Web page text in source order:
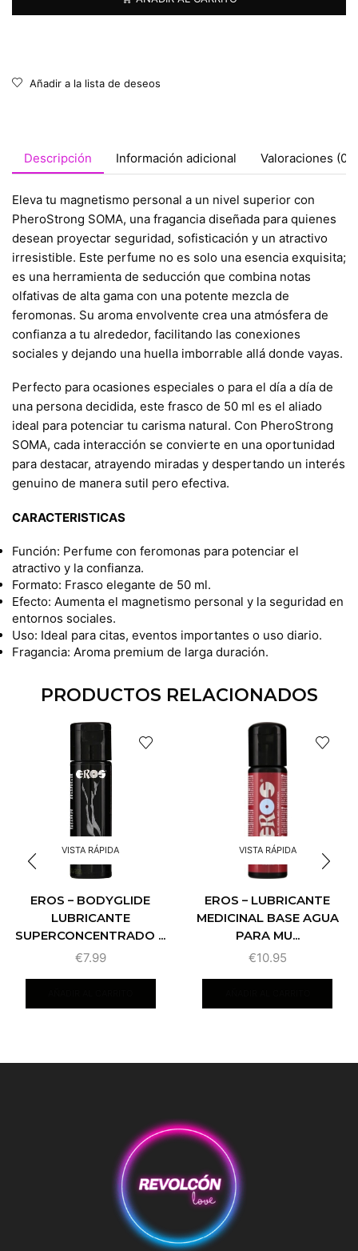
Añadir a la lista de deseos
Descripción Información adicional Valoraciones (0)
Eleva tu magnetismo personal a un nivel superior con
PheroStrong SOMA, una fragancia diseñada para quienes
desean proyectar seguridad, sofisticación y un atractivo
irresistible. Este perfume no es solo una esencia exquisita;
es una herramienta de seducción que combina notas
olfativas de alta gama con una potente mezcla de
feromonas. Su aroma envolvente crea una atmósfera de
confianza a tu alrededor, facilitando las conexiones
sociales y dejando una huella imborrable allá donde vayas.
Perfecto para ocasiones especiales o para el día a día de
una persona decidida, este frasco de 50 ml es el aliado
ideal para potenciar tu carisma natural. Con PheroStrong
SOMA, cada interacción se convierte en una oportunidad
para destacar, atrayendo miradas y despertando un interés
genuino de manera sutil pero efectiva.
CARACTERISTICAS
Función: Perfume con feromonas para potenciar el
atractivo y la confianza.
Formato: Frasco elegante de 50 ml.
Efecto: Aumenta el magnetismo personal y la seguridad en
entornos sociales.
Uso: Ideal para citas, eventos importantes o uso diario.
Fragancia: Aroma premium de larga duración.
PRODUCTOS RELACIONADOS
VISTA RÁPIDA
EROS – BODYGLIDE
LUBRICANTE
SUPERCONCENTRADO ...
€7.99
VISTA RÁPIDA
EROS – LUBRICANTE
MEDICINAL BASE AGUA
PARA MU...
€10.95